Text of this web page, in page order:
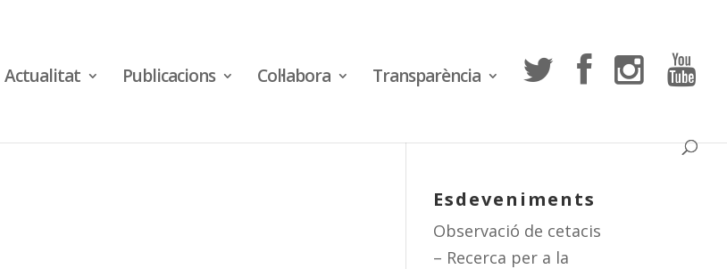
Actualitat Publicacions Col·labora Transparència
Esdeveniments
Observació de cetacis
– Recerca per a la